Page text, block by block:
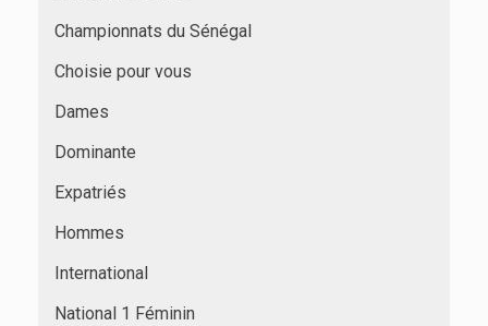
Championnats du Sénégal
Choisie pour vous
Dames
Dominante
Expatriés
Hommes
International
National 1 Féminin